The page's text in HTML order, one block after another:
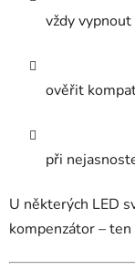
vždy
ověřit
při
U některých LED
kompenzátor –